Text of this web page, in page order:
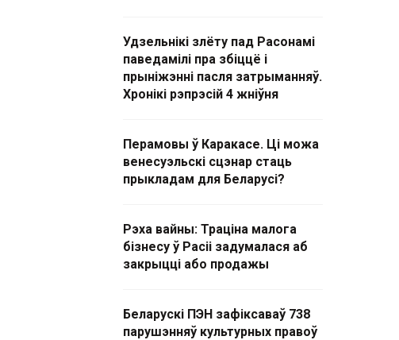
Удзельнікі злёту пад Расонамі
паведамілі пра збіццё і
прыніжэнні пасля затрыманняў.
Хронікі рэпрэсій 4 жніўня
Перамовы ў Каракасе. Ці можа
венесуэльскі сцэнар стаць
прыкладам для Беларусі?
Рэха вайны: Траціна малога
бізнесу ў Расіі задумалася аб
закрыцці або продажы
Беларускі ПЭН зафіксаваў 738
парушэнняў культурных правоў